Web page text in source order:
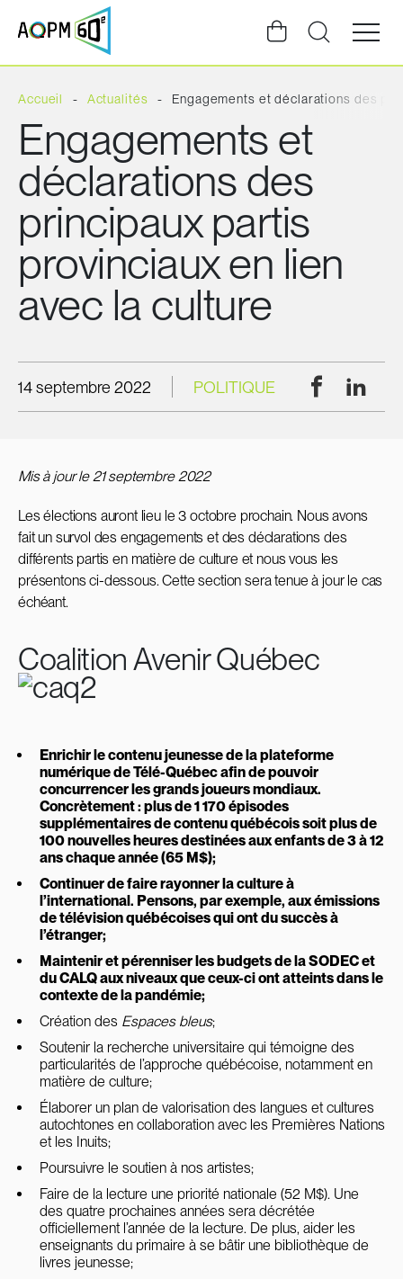
Ouvrir
la
du
Accueil Actualités Engagements et déclarations des
Engagements et
déclarations des
principaux partis
provinciaux en lien
avec la culture
14 septembre 2022 POLITIQUE Facebook
Mis à jour le 21 septembre 2022
Les élections auront lieu le 3 octobre prochain. Nous avons
fait un survol des engagements et des déclarations des
différents partis en matière de culture et nous vous les
présentons ci-dessous. Cette section sera tenue à jour le cas
échéant.
Coalition Avenir Québec
Enrichir le contenu jeunesse de la plateforme
numérique de Télé-Québec afin de pouvoir
concurrencer les grands joueurs mondiaux.
Concrètement : plus de 1 170 épisodes
supplémentaires de contenu québécois soit plus de
100 nouvelles heures destinées aux enfants de 3 à 12
ans chaque année (65 M$);
Continuer de faire rayonner la culture à
l’international. Pensons, par exemple, aux émissions
de télévision québécoises qui ont du succès à
l’étranger;
Maintenir et pérenniser les budgets de la SODEC et
du CALQ aux niveaux que ceux-ci ont atteints dans le
contexte de la pandémie;
Création des Espaces bleus;
Soutenir la recherche universitaire qui témoigne des
particularités de l’approche québécoise, notamment en
matière de culture;
Élaborer un plan de valorisation des langues et cultures
autochtones en collaboration avec les Premières Nations
et les Inuits;
Poursuivre le soutien à nos artistes;
Faire de la lecture une priorité nationale (52 M$). Une
des quatre prochaines années sera décrétée
officiellement l’année de la lecture. De plus, aider les
enseignants du primaire à se bâtir une bibliothèque de
livres jeunesse;